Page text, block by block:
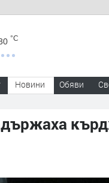
°C
Новини Обяви